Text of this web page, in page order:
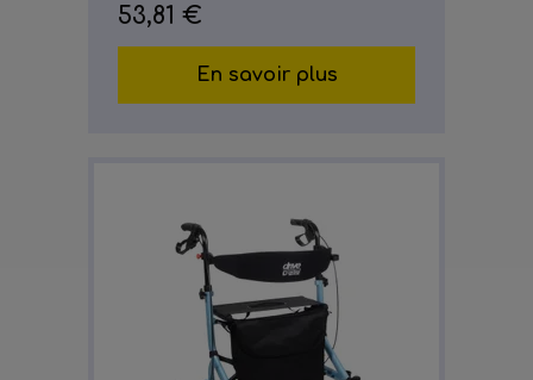
53,81 €
En savoir plus